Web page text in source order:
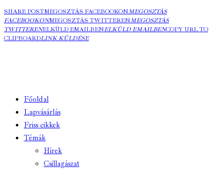
SHARE POSTMEGOSZTÁS FACEBOOKONMEGOSZTÁS
FACEBOOKONMEGOSZTÁS TWITTERENMEGOSZTÁS
TWITTERENELKÜLD EMAILBENELKÜLD EMAILBENCOPY URL TO
CLIPBOARDLINK KÜLDÉSE
Főoldal
Lapvásárlás
Friss cikkek
Témák
Hírek
Csillagászat